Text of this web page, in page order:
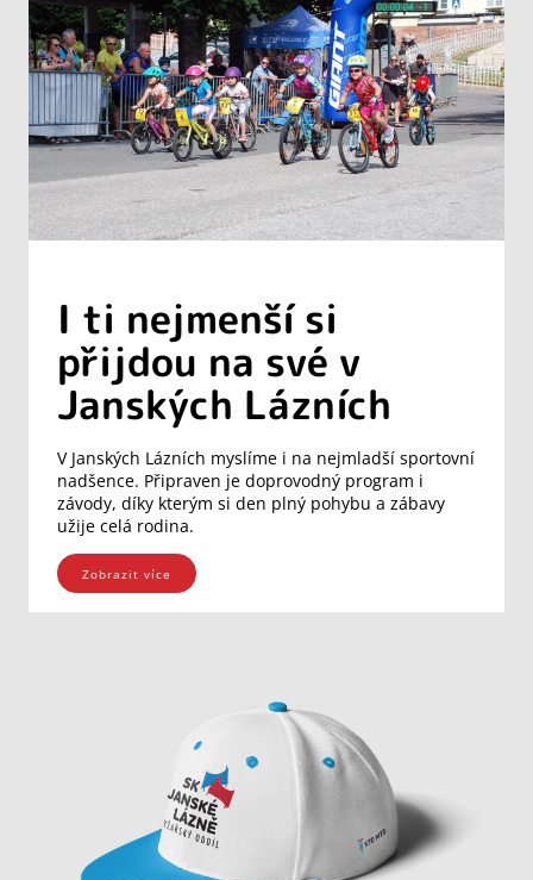
I ti nejmenší si
přijdou na své v
Janských Lázních
V Janských Lázních myslíme i na nejmladší sportovní
nadšence. Připraven je doprovodný program i
závody, díky kterým si den plný pohybu a zábavy
užije celá rodina.
Zobrazit více